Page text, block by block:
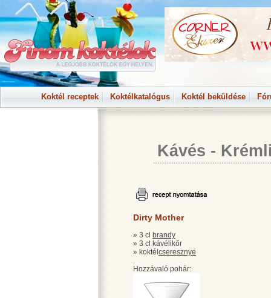
Koktél receptek Koktélkatalógus Koktél beküldése
Kávés -
Dirty Mother
» 3 cl brandy
» 3 cl kávélikőr
» koktél cseresznye
Hozzávaló pohár: